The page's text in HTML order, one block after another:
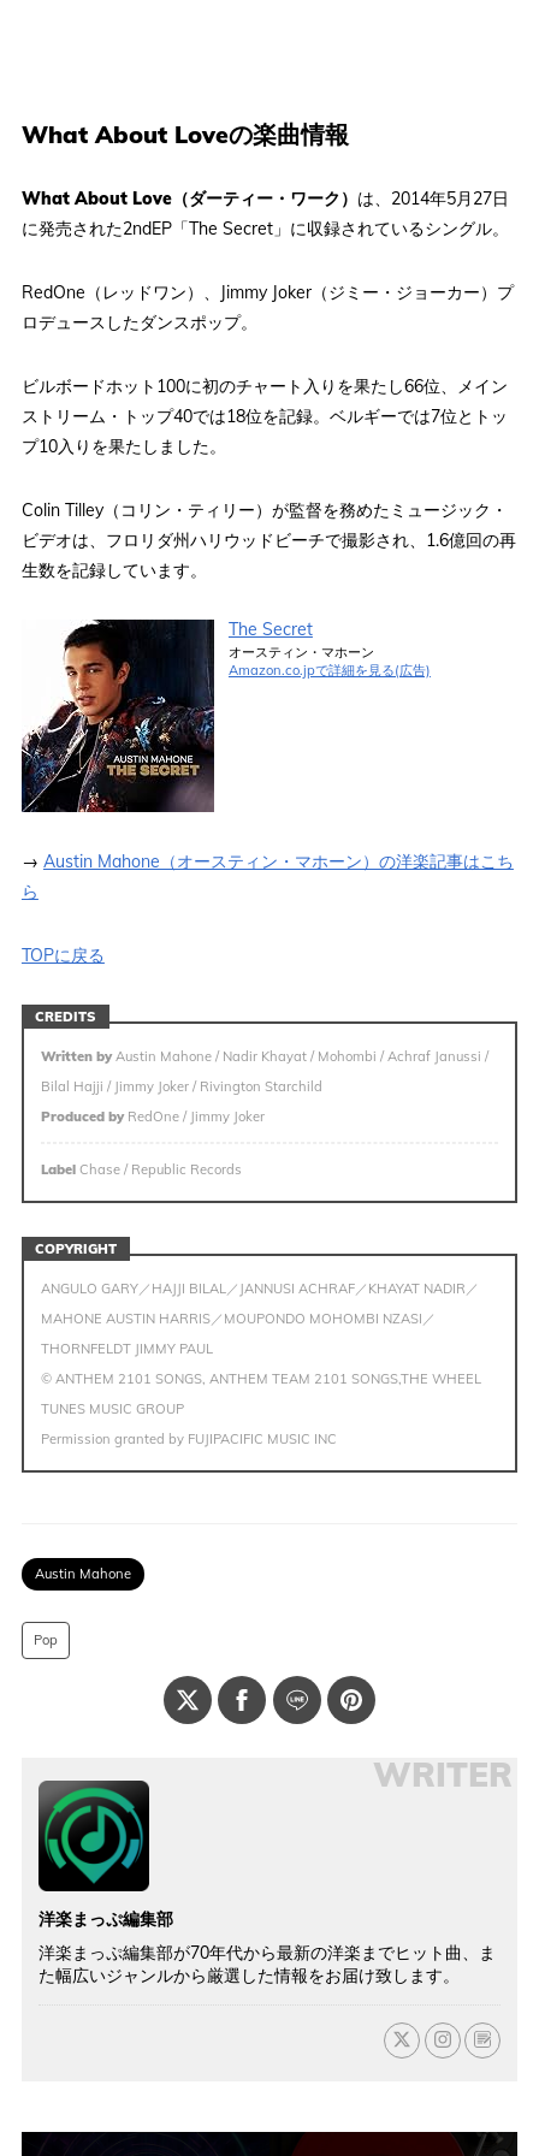
What About Loveの楽曲情報
What About Love（ダーティー・ワーク） は、2014年5月27日
に発売された2ndEP「The Secret」に収録されているシングル。
RedOne（レッドワン）、Jimmy Joker（ジミー・ジョーカー）プ
ロデュースしたダンスポップ。
ビルボードホット100に初のチャート入りを果たし66位、メイン
ストリーム・トップ40では18位を記録。ベルギーでは7位とトッ
プ10入りを果たしました。
Colin Tilley（コリン・ティリー）が監督を務めたミュージック・
ビデオは、フロリダ州ハリウッドビーチで撮影され、1.6億回の再
生数を記録しています。
The Secret
オースティン・マホーン
Amazon.co.jpで詳細を見る(広告)
→ Austin Mahone（オースティン・マホーン）の洋楽記事はこち
ら
TOPに戻る
CREDITS
Written byAustin Mahone / Nadir Khayat / Mohombi / Achraf Janussi /
Bilal Hajji / Jimmy Joker / Rivington Starchild
Produced byRedOne / Jimmy Joker
LabelChase / Republic Records
COPYRIGHT
ANGULO GARY／HAJJI BILAL／JANNUSI ACHRAF／KHAYAT NADIR／
MAHONE AUSTIN HARRIS／MOUPONDO MOHOMBI NZASI／
THORNFELDT JIMMY PAUL
© ANTHEM 2101 SONGS, ANTHEM TEAM 2101 SONGS,THE WHEEL
TUNES MUSIC GROUP
Permission granted by FUJIPACIFIC MUSIC INC
Austin Mahone
Pop
WRITER
洋楽まっぷ編集部
洋楽まっぷ編集部が70年代から最新の洋楽までヒット曲、ま
た幅広いジャンルから厳選した情報をお届け致します。